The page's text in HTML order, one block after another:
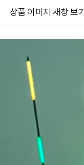
상품 이미지 새창 보기